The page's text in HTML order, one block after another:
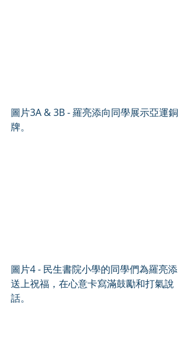
圖片3A & 3B - 羅亮添向同學展示亞運銅
牌。
圖片4 - 民生書院小學的同學們為羅亮添
送上祝福，在心意卡寫滿鼓勵和打氣說
話。